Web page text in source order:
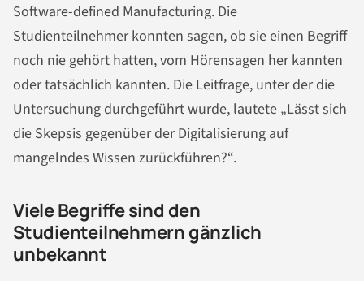
Software-defined Manufacturing. Die
Studienteilnehmer konnten sagen, ob sie einen Begriff
noch nie gehört hatten, vom Hörensagen her kannten
oder tatsächlich kannten. Die Leitfrage, unter der die
Untersuchung durchgeführt wurde, lautete „Lässt sich
die Skepsis gegenüber der Digitalisierung auf
mangelndes Wissen zurückführen?“.
Viele Begriffe sind den
Studienteilnehmern gänzlich
unbekannt